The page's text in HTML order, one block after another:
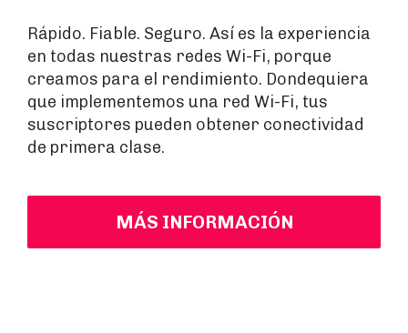
Rápido. Fiable. Seguro. Así es la experiencia
en todas nuestras redes Wi-Fi, porque
creamos para el rendimiento. Dondequiera
que implementemos una red Wi-Fi, tus
suscriptores pueden obtener conectividad
de primera clase.
MÁS INFORMACIÓN